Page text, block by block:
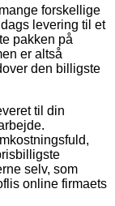
forskellige
levering til et
pakken på
er altså
den billigste
til din
selv, som
online firmaets